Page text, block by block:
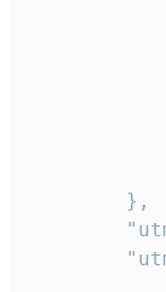
        },